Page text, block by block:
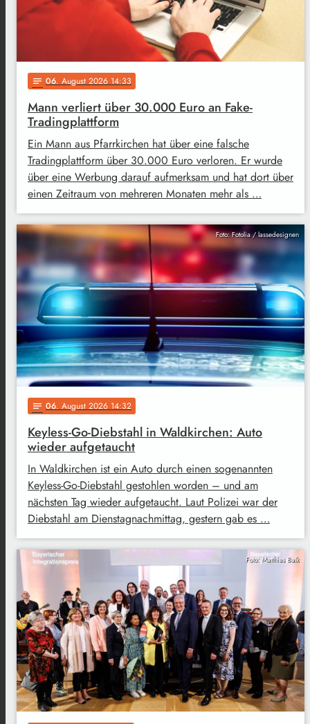
notes 06. August 2026 14:33
Mann verliert über 30.000 Euro an Fake-
Tradingplattform
Ein Mann aus Pfarrkirchen hat über eine falsche
Tradingplattform über 30.000 Euro verloren. Er wurde
über eine Werbung darauf aufmerksam und hat dort über
einen Zeitraum von mehreren Monaten mehr als …
Foto: Fotolia / lassedesignen
notes 06. August 2026 14:32
Keyless-Go-Diebstahl in Waldkirchen: Auto
wieder aufgetaucht
In Waldkirchen ist ein Auto durch einen sogenannten
Keyless-Go-Diebstahl gestohlen worden – und am
nächsten Tag wieder aufgetaucht. Laut Polizei war der
Diebstahl am Dienstagnachmittag, gestern gab es …
Foto: Matthias Balk